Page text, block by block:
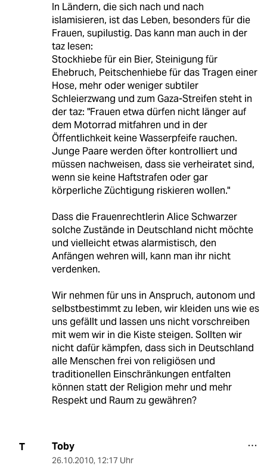
In Ländern, die sich nach und nach
islamisieren, ist das Leben, besonders für die
Frauen, supilustig. Das kann man auch in der
taz lesen:
Stockhiebe für ein Bier, Steinigung für
Ehebruch, Peitschenhiebe für das Tragen einer
Hose, mehr oder weniger subtiler
Schleierzwang und zum Gaza-Streifen steht in
der taz: "Frauen etwa dürfen nicht länger auf
dem Motorrad mitfahren und in der
Öffentlichkeit keine Wasserpfeife rauchen.
Junge Paare werden öfter kontrolliert und
müssen nachweisen, dass sie verheiratet sind,
wenn sie keine Haftstrafen oder gar
körperliche Züchtigung riskieren wollen."
Dass die Frauenrechtlerin Alice Schwarzer
solche Zustände in Deutschland nicht möchte
und vielleicht etwas alarmistisch, den
Anfängen wehren will, kann man ihr nicht
verdenken.
Wir nehmen für uns in Anspruch, autonom und
selbstbestimmt zu leben, wir kleiden uns wie es
uns gefällt und lassen uns nicht vorschreiben
mit wem wir in die Kiste steigen. Sollten wir
nicht dafür kämpfen, dass sich in Deutschland
alle Menschen frei von religiösen und
traditionellen Einschränkungen entfalten
können statt der Religion mehr und mehr
Respekt und Raum zu gewähren?
T Toby
26.10.2010, 12:17 Uhr